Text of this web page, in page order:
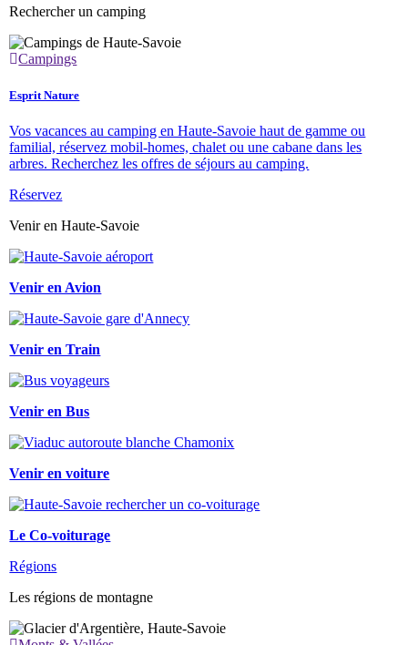
Rechercher un camping
Campings
Esprit Nature
Vos vacances au camping en Haute-Savoie haut de gamme ou
familial, réservez mobil-homes, chalet ou une cabane dans les
arbres. Recherchez les offres de séjours au camping.
Réservez
Venir en Haute-Savoie
Venir en Avion
Venir en Train
Venir en Bus
Venir en voiture
Le Co-voiturage
Régions
Les régions de montagne